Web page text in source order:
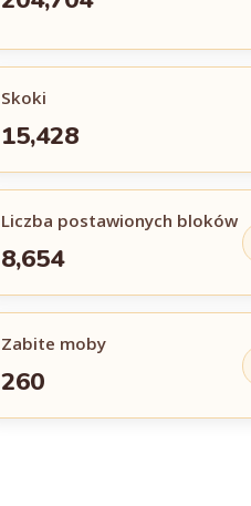
Skoki
15,428
Liczba postawionych bloków
8,654
Zabite moby
260